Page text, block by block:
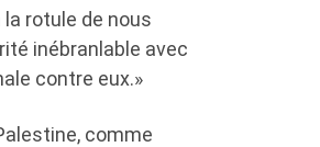
la rotule de nous
inébranlable avec
contre eux.»
comme